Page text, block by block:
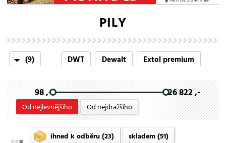
PILY
(9) DWT Dewalt
Extol premium
HiKOKI
Hitachi Metabo
Milwaukee
Rubi
Scheppach
98 ,- 26 822 ,-
Od nejlevnějšího Od nejdražšího
ihned k odběru(23) skladem(51)